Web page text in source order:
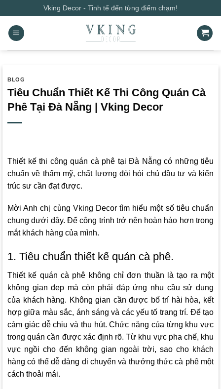
qua
nội
dung
Vking Decor - Tinh tế đến từng điểm chạm!
BLOG
Tiêu Chuẩn Thiết Kế Thi Công Quán Cà
Phê Tại Đà Nẵng | Vking Decor
Thiết kế thi công quán cà phê tại Đà Nẵng có những tiêu
chuẩn về thẩm mỹ, chất lượng đòi hỏi chủ đầu tư và kiến
trúc sư cần đạt được.
Mời Anh chị cùng Vking Decortìm hiểu một số tiêu chuẩn
chung dưới đây. Để công trình trở nên hoàn hảo hơn trong
mắt khách hàng của mình.
1. Tiêu chuẩn thiết kế quán cà phê.
Thiết kế quán cà phê không chỉ đơn thuần là tạo ra một
không gian đẹp mà còn phải đáp ứng nhu cầu sử dụng
của khách hàng. Không gian cần được bố trí hài hòa, kết
hợp giữa màu sắc, ánh sáng và các yếu tố trang trí. Để tạo
cảm giác dễ chịu và thu hút. Chức năng của từng khu vực
trong quán cần được xác định rõ. Từ khu vực pha chế, khu
vực ngồi cho đến không gian ngoài trời, sao cho khách
hàng có thể dễ dàng di chuyển và thưởng thức cà phê một
cách thoải mái.